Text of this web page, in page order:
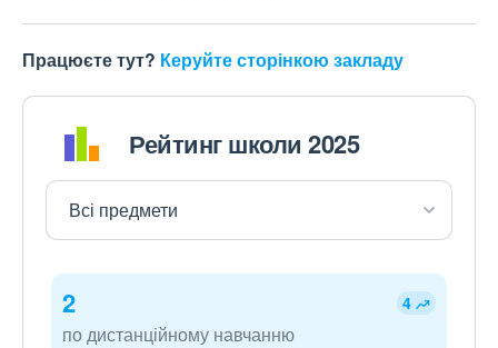
Працюєте тут? Керуйте сторінкою закладу
Рейтинг школи 2025
2 4
по дистанційному навчанню